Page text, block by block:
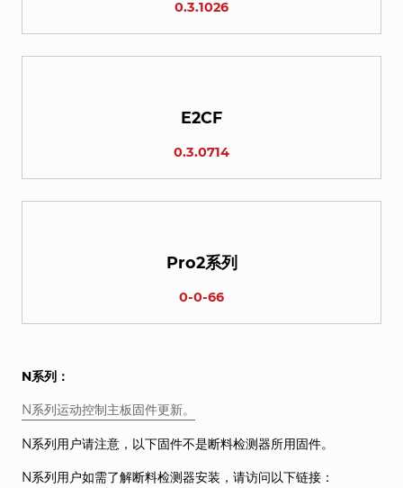
0.3.1026
E2CF
0.3.0714
Pro2系列
0-0-66
N系列：
N系列运动控制主板固件更新。
N系列用户请注意，以下固件不是断料检测器所用固件。
N系列用户如需了解断料检测器安装，请访问以下链接：